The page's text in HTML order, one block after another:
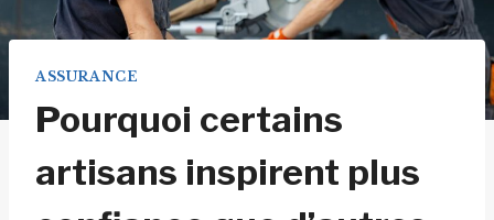
ASSURANCE
Pourquoi certains
artisans inspirent plus